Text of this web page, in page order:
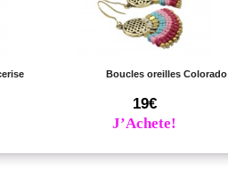
Boucles oreilles Colorado
19€
J’Achete!